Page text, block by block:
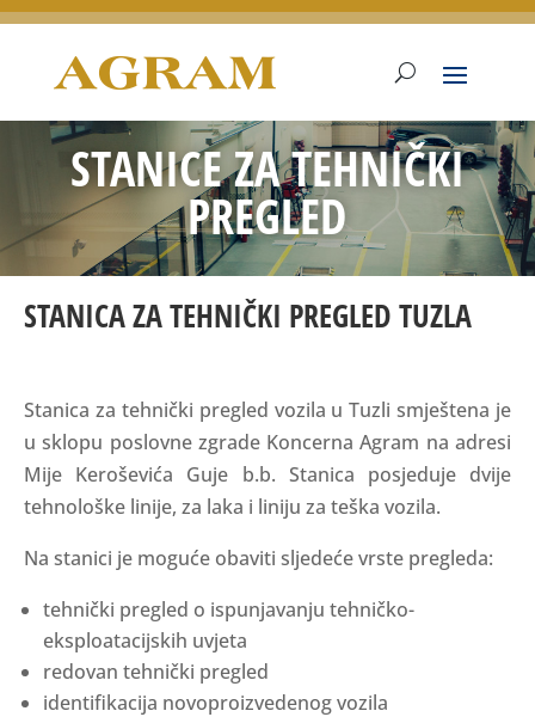
STANICE ZA TEHNIČKI
PREGLED
STANICA ZA TEHNIČKI PREGLED TUZLA
Stanica za tehnički pregled vozila u Tuzli smještena je
u sklopu poslovne zgrade Koncerna Agram na adresi
Mije Keroševića Guje b.b. Stanica posjeduje dvije
tehnološke linije, za laka i liniju za teška vozila.
Na stanici je moguće obaviti sljedeće vrste pregleda:
tehnički pregled o ispunjavanju tehničko-
eksploatacijskih uvjeta
redovan tehnički pregled
identifikacija novoproizvedenog vozila